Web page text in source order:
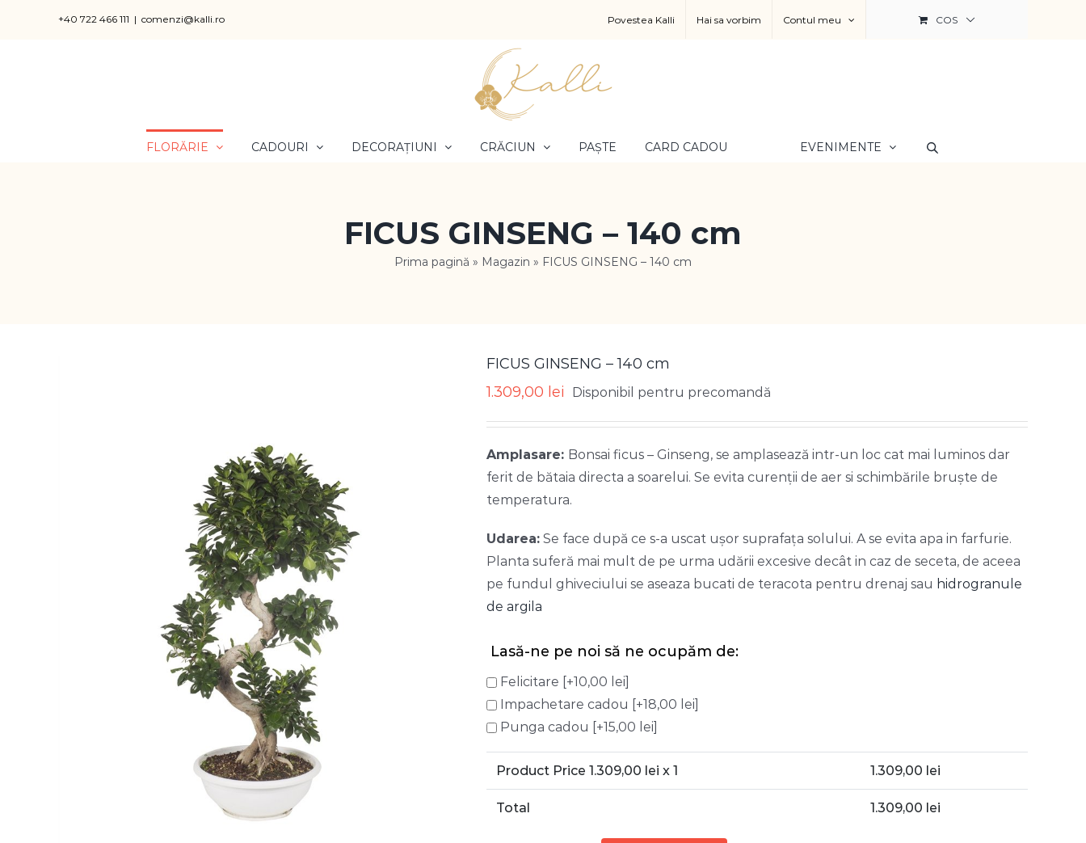
+40 722 466 111 | comenzi@kalli.ro Povestea Kalli Hai sa vorbim Contul meu COS
FLORĂRIE CADOURI DECORAȚIUNI CRĂCIUN PAȘTE CARD CADOU EVENIMENTE
FICUS GINSENG – 140 cm
Prima pagină » Magazin » FICUS GINSENG – 140 cm
FICUS GINSENG – 140 cm
1.309,00 lei Disponibil pentru precomandă
Amplasare: Bonsai ficus – Ginseng, se amplasează intr-un loc cat mai luminos dar
ferit de bătaia directa a soarelui. Se evita curenţii de aer si schimbările bruşte de
temperatura.
Udarea: Se face după ce s-a uscat uşor suprafaţa solului. A se evita apa in farfurie.
Planta suferă mai mult de pe urma udării excesive decât in caz de seceta, de aceea
pe fundul ghiveciului se aseaza bucati de teracota pentru drenaj sau hidrogranule
de argila
Lasă-ne pe noi să ne ocupăm de:
Felicitare [+10,00 lei]
Impachetare cadou [+18,00 lei]
Punga cadou [+15,00 lei]
Product Price 1.309,00 lei x 1 1.309,00 lei
Total 1.309,00 lei